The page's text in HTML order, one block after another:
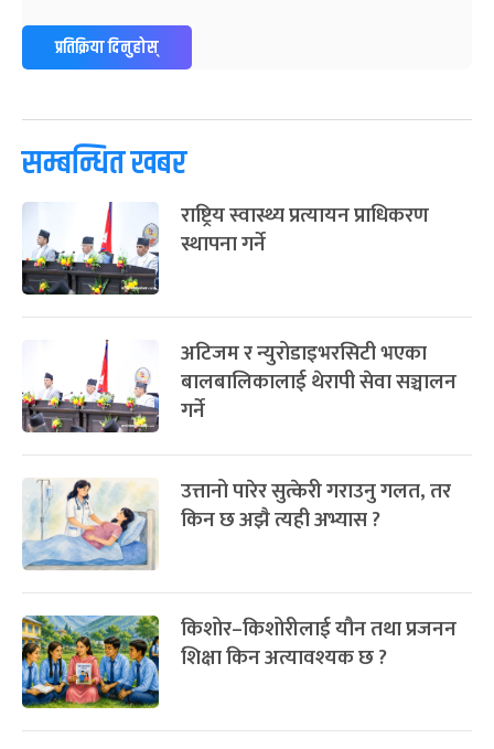
प्रतिक्रिया दिनुहोस्
सम्बन्धित खबर
राष्ट्रिय स्वास्थ्य प्रत्यायन प्राधिकरण
स्थापना गर्ने
अटिजम र न्युरोडाइभरसिटी भएका
बालबालिकालाई थेरापी सेवा सञ्चालन
गर्ने
उत्तानो पारेर सुत्केरी गराउनु गलत, तर
किन छ अझै त्यही अभ्यास ?
किशोर–किशोरीलाई यौन तथा प्रजनन
शिक्षा किन अत्यावश्यक छ ?